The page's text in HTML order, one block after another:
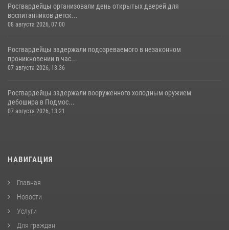
Росгвардейцы организовали день открытых дверей для
воспитанников детск...
08 августа 2026, 07:00
Росгвардейцы задержали подозреваемого в незаконном
проникновении в час...
07 августа 2026, 13:36
Росгвардейцы задержали вооруженного холодным оружием
дебошира в Подмос...
07 августа 2026, 13:21
НАВИГАЦИЯ
Главная
Новости
Услуги
Для граждан